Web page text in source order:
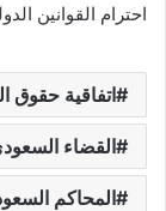
احترام القوانين
اتفاقية حقوق
القضاء
المحاكم